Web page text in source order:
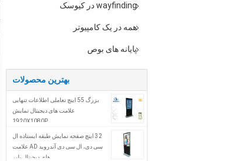
wayfinding در کیوسک
همه در یک کامپیوتر
پایانه های بوص
بهترین محصولات
بزرگ 55 اینچ تعاملی اطلاعات تنهایی
علامت های دیجیتال نمایش
1920X1080P
32 اینچ صفحه نمایش طبقه ایستاده ال
سی دی، ال سی دی آندروید AD علامت
های دیجیتال پلیر